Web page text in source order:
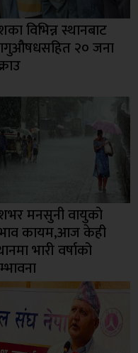
विभिन्न स्थानबाट
२० जना
मनसुनी वायुको
कायम,आज केही
भारी वर्षाको